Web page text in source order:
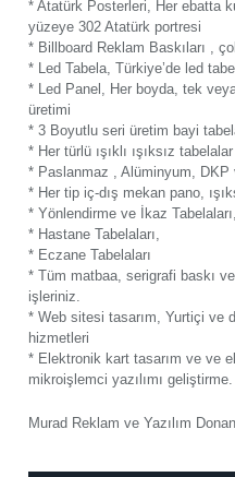
* Atatürk Posterleri, Her ebatta
yüzeye 302 Atatürk portresi
* Billboard Reklam Baskıları ,
* Led Tabela, Türkiye’de led
* Led Panel, Her boyda, tek
üretimi
* 3 Boyutlu seri üretim bayi
* Her türlü ışıklı ışıksız tabelalar
* Paslanmaz , Alüminyum,
* Her tip iç-dış mekan pano,
* Yönlendirme ve İkaz
* Hastane Tabelaları,
* Eczane Tabelaları
* Tüm matbaa, serigrafi baskı
işleriniz.
* Web sitesi tasarım, Yurtiçi ve
hizmetleri
* Elektronik kart tasarım ve ve
mikroişlemci yazılımı geliştirme.
Murad Reklam ve Yazılım